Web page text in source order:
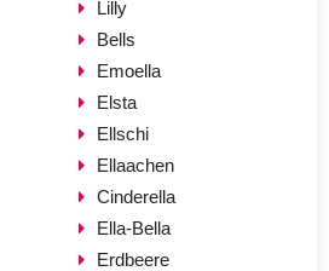
Lilly
Bells
Emoella
Elsta
Ellschi
Ellaachen
Cinderella
Ella-Bella
Erdbeere